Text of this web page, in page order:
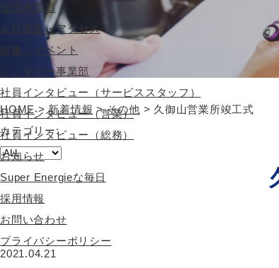
環境事業部
会社概要・アクセス
研修・イベント
レンタカー事業部
社員インタビュー（サービススタッフ）
社員インタビュー（営業）
社員インタビュー（総務）
お知らせ
Super Energieな毎日
採用情報
お問い合わせ
プライバシーポリシー
HOME>新着情報 >その他 > 久御山営業所竣工式
カテゴリー:
2021.04.21